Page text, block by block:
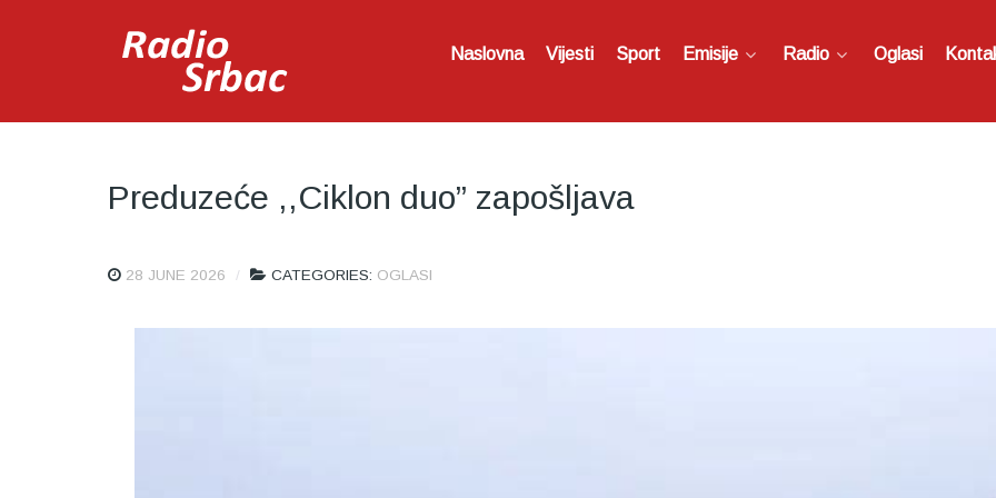
Naslovna Vijesti Sport Emisije Radio Oglasi
Preduzeće ,,Ciklon duo” zapošljava
28 JUNE 2026 CATEGORIES: OGLASI